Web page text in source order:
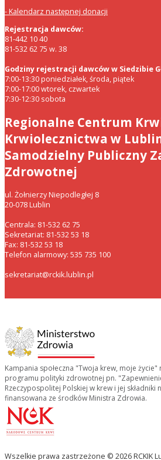
Kalendarz następnej donacji
Rejestracja dawców:
81-442 10 40
81-532 62 75 w. 38
Godziny rejestracji dawców w Siedzibie
7:00-13:30 poniedziałek, środa, piątek
7:00-17:00 wtorek, czwartek
7:30-12:30 sobota
Regionalne Centrum
Krwiolecznictwa w
Samodzielny Publiczny
Zdrowotnej
ul. Żołnierzy Niepodległej 8
20-078 Lublin
Centrala: 81-532 62 75
Sekretariat: 81-532 53 18
Fax: 81-532 53 18
Telefon alarmowy: 535 735 100
sekretariat@rckik.lublin.pl
Kampania społeczna "Twoja krew, moje
programu polityki zdrowotnej pn.
Rzeczypospolitej Polskiej w krew i jej składniki
finansowana ze środków Ministra Zdrowia.
Wszelkie prawa zastrzeżone © 2026 RCKIK